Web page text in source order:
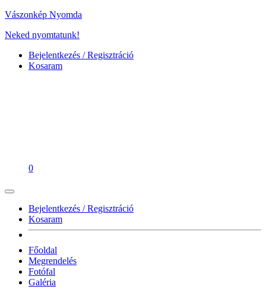
Vászonkép Nyomda
Neked nyomtatunk!
Bejelentkezés / Regisztráció
Kosaram
0
Bejelentkezés / Regisztráció
Kosaram
Főoldal
Megrendelés
Fotófal
Galéria